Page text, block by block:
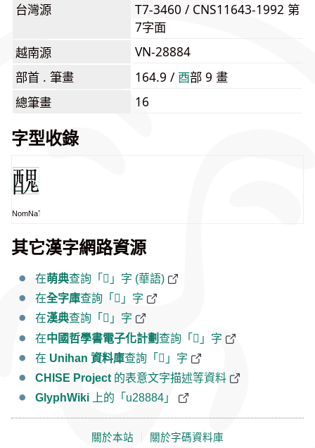
台灣源
T7-3460 / CNS11643-1992 第
7字面
越南源
VN-28884
部首 . 筆畫
164.9 / ⾣部 9 畫
總筆畫
16
字型收錄
NomNaTong
其它漢字網路資源
在萌典查詢「𨢄」字 (華語)
在全字庫查詢「𨢄」字
在漢典查詢「𨢄」字
在中國哲學書電子化計劃查詢「𨢄」字
在 Unihan 資料庫查詢「𨢄」字
CHISE Project 的表意文字描述等資料
GlyphWiki 上的「u28884」
關於本站 關於字碼資料庫